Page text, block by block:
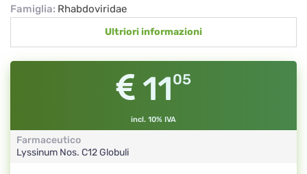
Famiglia: Rhabdoviridae
Ultriori informazioni
1105
incl. 10% IVA
Farmaceutico
Lyssinum Nos. C12Globuli